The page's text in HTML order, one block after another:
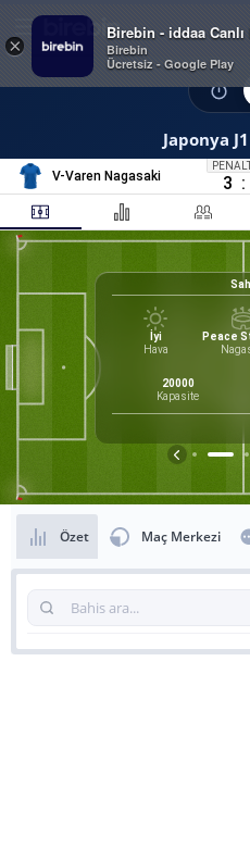
×
Birebin - iddaa Canlı
Birebin
Ücretsiz - Google Play
Japonya
V-Varen Nagasaki 3 :
İyi
Hava
Peace
20000
Kapasite
Özet Maç Merkezi